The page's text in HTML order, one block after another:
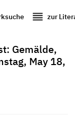
reorder zur
Gemälde,
May 18,